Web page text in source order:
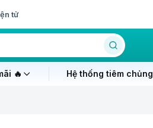
tử
🔥 Hệ thống tiêm chủng